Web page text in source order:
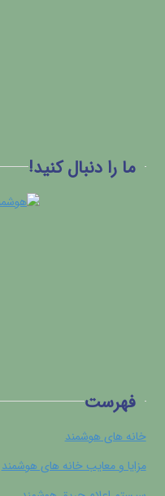
ما را دنبال کنید!
فهرست
خانه های هوشمند
مزایا و معایب خانه های هوشمند